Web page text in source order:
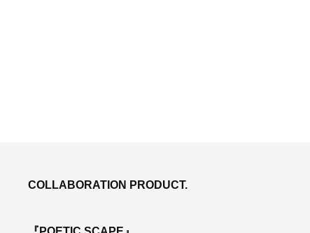
COLLABORATION PRODUCT.